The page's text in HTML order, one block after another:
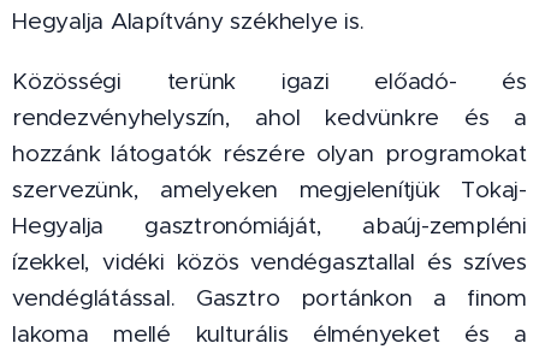
Hegyalja Alapítvány székhelye is.
Közösségi terünk igazi előadó- és
rendezvényhelyszín, ahol kedvünkre és a
hozzánk látogatók részére olyan programokat
szervezünk, amelyeken megjelenítjük Tokaj-
Hegyalja gasztronómiáját, abaúj-zempléni
ízekkel, vidéki közös vendégasztallal és szíves
vendéglátással. Gasztro portánkon a finom
lakoma mellé kulturális élményeket és a